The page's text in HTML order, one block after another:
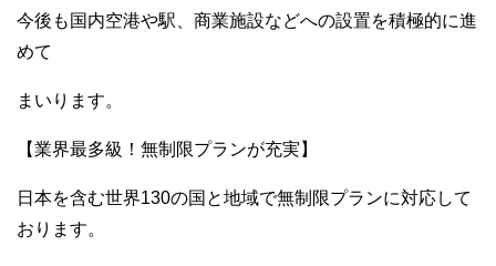
今後も国内空港や駅、商業施設などへの設置を積極的に進
めて
まいります。
【業界最多級！無制限プランが充実】
日本を含む世界130の国と地域で無制限プランに対応して
おります。